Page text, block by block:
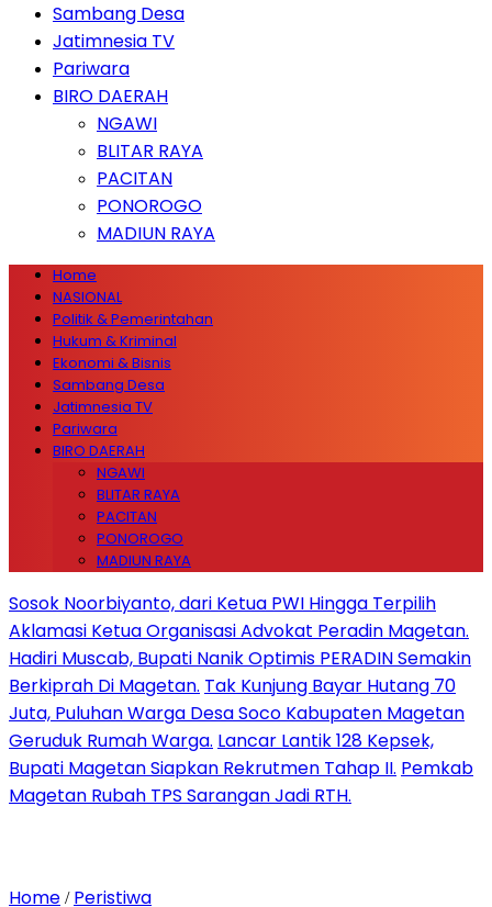
Sambang Desa
Jatimnesia TV
Pariwara
BIRO DAERAH
NGAWI
BLITAR RAYA
PACITAN
PONOROGO
MADIUN RAYA
Home
NASIONAL
Politik & Pemerintahan
Hukum & Kriminal
Ekonomi & Bisnis
Sambang Desa
Jatimnesia TV
Pariwara
BIRO DAERAH
NGAWI
BLITAR RAYA
PACITAN
PONOROGO
MADIUN RAYA
Sosok Noorbiyanto, dari Ketua PWI Hingga Terpilih
Aklamasi Ketua Organisasi Advokat Peradin Magetan.
Hadiri Muscab, Bupati Nanik Optimis PERADIN Semakin
Berkiprah Di Magetan. Tak Kunjung Bayar Hutang 70
Juta, Puluhan Warga Desa Soco Kabupaten Magetan
Geruduk Rumah Warga. Lancar Lantik 128 Kepsek,
Bupati Magetan Siapkan Rekrutmen Tahap II. Pemkab
Magetan Rubah TPS Sarangan Jadi RTH.
Home / Peristiwa